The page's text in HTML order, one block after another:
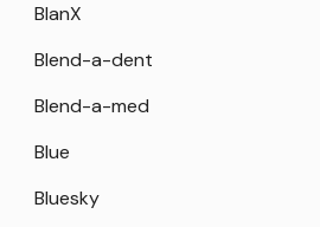
BlanX
Blend-a-dent
Blend-a-med
Blue
Bluesky